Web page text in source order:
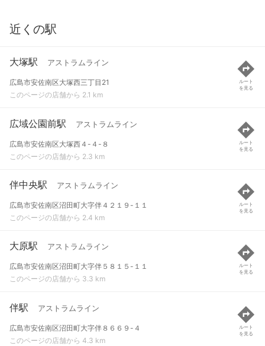
近くの駅
大塚駅 アストラムライン
広島市安佐南区大塚西三丁目21
このページの店舗から 2.1 km
ルート
を見る
広域公園前駅 アストラムライン
広島市安佐南区大塚西４-４-８
このページの店舗から 2.3 km
ルート
を見る
伴中央駅 アストラムライン
広島市安佐南区沼田町大字伴４２１９-１１
このページの店舗から 2.4 km
ルート
を見る
大原駅 アストラムライン
広島市安佐南区沼田町大字伴５８１５-１１
このページの店舗から 3.3 km
ルート
を見る
伴駅 アストラムライン
広島市安佐南区沼田町大字伴８６６９-４
このページの店舗から 4.3 km
ルート
を見る